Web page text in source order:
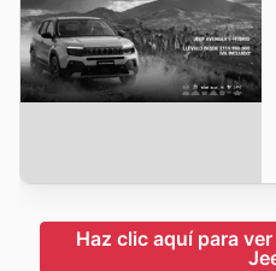
Haz clic aquí para